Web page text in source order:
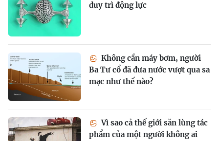
duy trì động lực
Không cần máy bơm, người
Ba Tư cổ đã đưa nước vượt qua sa
mạc như thế nào?
Vì sao cả thế giới săn lùng tác
phẩm của một người không ai